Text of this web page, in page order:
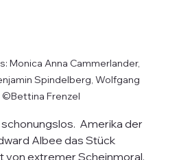
Monica Anna Cammerlander,
Spindelberg, Wolfgang
©Bettina Frenzel
Amerika der
Albee das Stück
von extremer Scheinmoral,